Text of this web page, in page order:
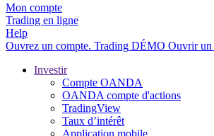
Mon compte
Trading en ligne
Help
Ouvrez un compte. Trading DÉMO Ouvrir
Investir
Compte OANDA
OANDA compte d'actions
TradingView
Taux d’intérêt
Application mobile